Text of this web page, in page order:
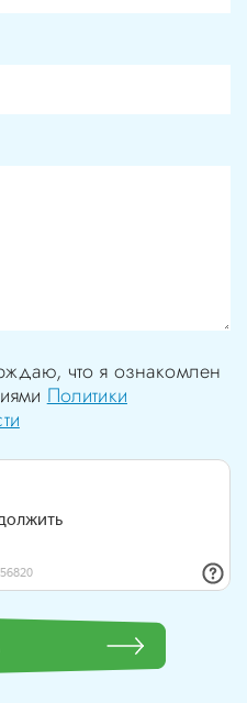
что я ознакомлен
Политики